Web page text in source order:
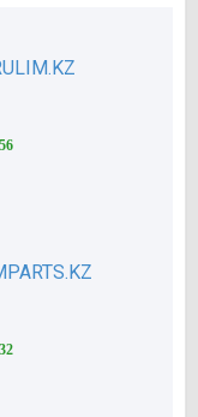
56
32